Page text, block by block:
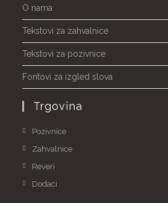
O nama
Tekstovi za zahvalnice
Tekstovi za pozivnice
Fontovi za izgled slova
Trgovina
Pozivnice
Zahvalnice
Reveri
Dodaci